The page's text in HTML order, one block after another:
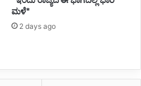
ಮಳೆ*
2 days ago